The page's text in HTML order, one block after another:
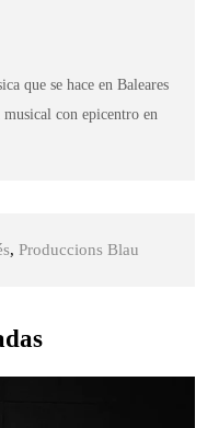
que se hace en Baleares
con epicentro en
,Produccions Blau